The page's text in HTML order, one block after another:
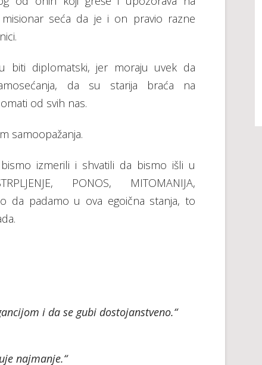
seća da je i on pravio razne
biti diplomatski, jer moraju uvek da
da su starija braća na
od svih nas.
samoopažanja.
izmerili i shvatili da bismo išli u
PONOS, MITOMANIJA,
da padamo u ova egoična stanja, to
i da se gubi dostojanstveno.“
najmanje.“